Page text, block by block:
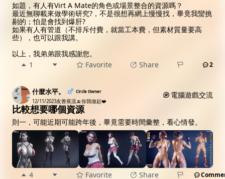
如題，有人有Virt A Mate的角色或場景整合的資源嗎？
最近無聊載來做學術研究?，不是很想再網上慢慢找，畢竟我蠻挑
剔的；怕是會找到爆肝?
如果有人有管道（不排斥付費，就當工本費，但素材質量要高
些），也可以跟我講。
以上，我弟弟跟我感謝您。
1
Favorite Share 2
什麼水平。 Circle Owner
12/11/2023友善蕉流🍌你我做起❤️
電腦遊戲交流
比較想要哪個資源
則一，可能近期可能跨年後，畢竟需要時間彙整，看心情發。
4 Favorite Share